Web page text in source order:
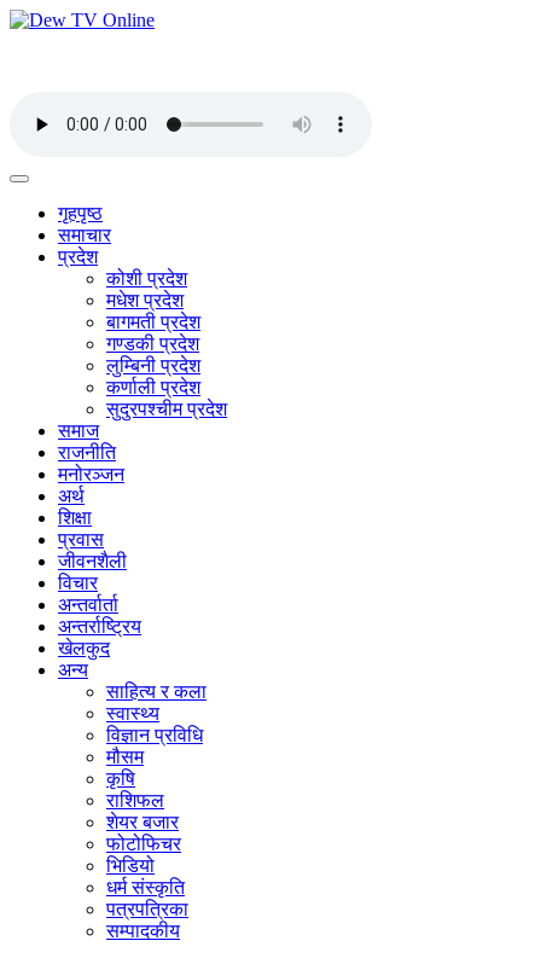
गृहपृष्ठ
समाचार
प्रदेश
कोशी प्रदेश
मधेश प्रदेश
बागमती प्रदेश
गण्डकी प्रदेश
लुम्बिनी प्रदेश
कर्णाली प्रदेश
सुदुरपश्चीम प्रदेश
समाज
राजनीति
मनोरञ्जन
अर्थ
शिक्षा
प्रवास
जीवनशैली
विचार
अन्तर्वार्ता
अन्तर्राष्ट्रिय
खेलकुद
अन्य
साहित्य र कला
स्वास्थ्य
विज्ञान प्रविधि
मौसम
कृषि
राशिफल
शेयर बजार
फोटोफिचर
भिडियो
धर्म संस्कृति
पत्रपत्रिका
सम्पादकीय